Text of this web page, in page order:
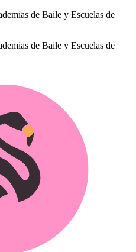
de Baile y Escuelas de
de Baile y Escuelas de